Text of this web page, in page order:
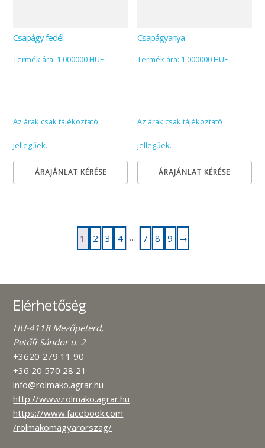
Csapágy fedél
Termék ára: 1.000000 HUF
Az árak csak tájékoztató
jellegűek.
ÁRAJÁNLAT KÉRÉSE
Csapágyanya
Termék ára: 1.000000 HUF
Az árak csak tájékoztató
jellegűek.
ÁRAJÁNLAT KÉRÉSE
1 2 3 4 … 7 8 9 →
Elérhetőség
HU-4118 Mezőpeterd,
Petőfi Sándor u. 2
+3620 279 11 90
+36 20 570 28 21
info@rolmako.agrar.hu
http://www.rolmako.agrar.hu
https://www.facebook.com
/rolmakomagyarorszag/